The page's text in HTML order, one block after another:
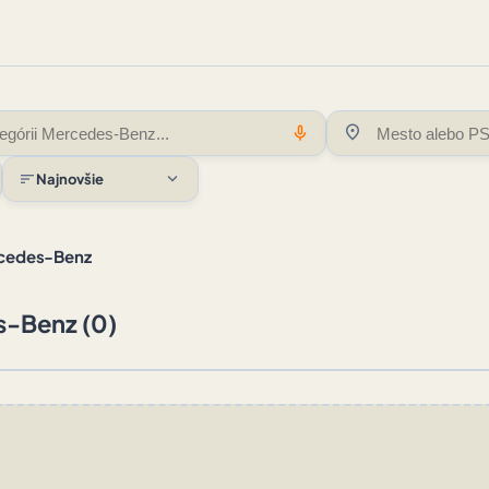
mic location_on
sortNajnovšie expand_more
Benz
Benz (0)